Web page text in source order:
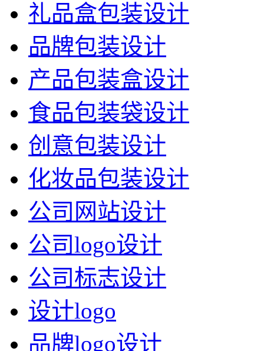
礼品盒包装设计
品牌包装设计
产品包装盒设计
食品包装袋设计
创意包装设计
化妆品包装设计
公司网站设计
公司logo设计
公司标志设计
设计logo
品牌logo设计